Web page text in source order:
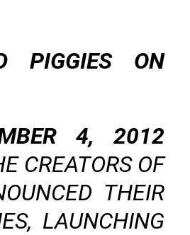
PIGGIES ON
4, 2012
CREATORS OF
THEIR
LAUNCHING